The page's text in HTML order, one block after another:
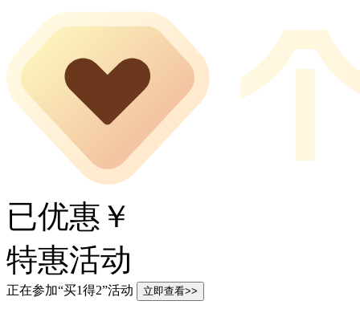
已优惠￥
特惠活动
正在参加“买1得2”活动 立即查看>>